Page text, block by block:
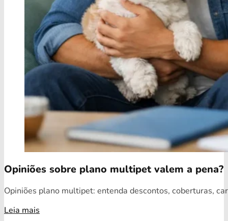
Opiniões sobre plano multipet valem a pena?
Opiniões plano multipet: entenda descontos, coberturas,
Leia mais